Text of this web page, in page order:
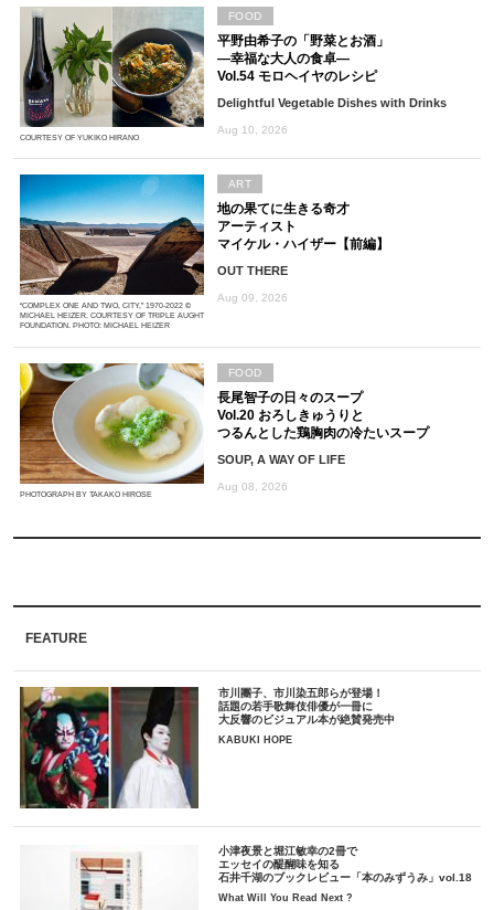
COURTESY OF YUKIKO HIRANO
平野由希子の「野菜とお酒」
―幸福な大人の食卓―
Vol.54 モロヘイヤのレシピ
Delightful Vegetable Dishes with Drinks
Aug 10, 2026
FOOD
“COMPLEX ONE AND TWO, CITY,” 1970-2022 ©
MICHAEL HEIZER. COURTESY OF TRIPLE AUGHT
FOUNDATION. PHOTO: MICHAEL HEIZER
地の果てに生きる奇才
アーティスト
マイケル・ハイザー【前編】
OUT THERE
Aug 09, 2026
ART
PHOTOGRAPH BY TAKAKO HIROSE
長尾智子の日々のスープ
Vol.20 おろしきゅうりと
つるんとした鶏胸肉の冷たいスープ
SOUP, A WAY OF LIFE
Aug 08, 2026
FOOD
FEATURE
市川團子、市川染五郎らが登場！
話題の若手歌舞伎俳優が一冊に
大反響のビジュアル本が絶賛発売中
KABUKI HOPE
小津夜景と堀江敏幸の2冊で
エッセイの醍醐味を知る
石井千湖のブックレビュー「本のみずうみ」vol.18
What Will You Read Next ?